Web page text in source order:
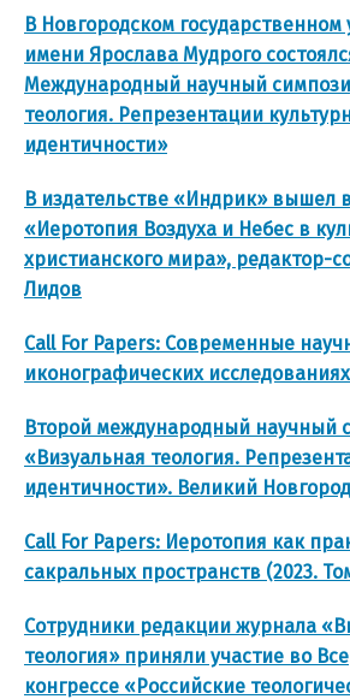
В Новгородском государственном
имени Ярослава Мудрого
Международный научный
теология. Репрезентации
идентичности»
В издательстве «Индрик» вышел
«Иеротопия Воздуха и Небес в
христианского мира», редактор-
Лидов
Call For Papers: Современные
иконографических
Второй международный научный
«Визуальная теология.
идентичности». Великий
Call For Papers: Иеротопия как
сакральных пространств (2023.
Сотрудники редакции журнала
теология» приняли участие во
конгрессе «Российские теол